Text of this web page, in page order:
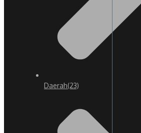
Daerah(23)